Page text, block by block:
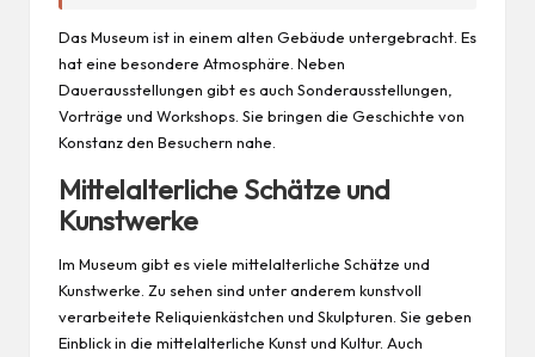
Das Museum ist in einem alten Gebäude untergebracht. Es
hat eine besondere Atmosphäre. Neben
Dauerausstellungen gibt es auch Sonderausstellungen,
Vorträge und Workshops. Sie bringen die Geschichte von
Konstanz den Besuchern nahe.
Mittelalterliche Schätze und
Kunstwerke
Im Museum gibt es viele mittelalterliche Schätze und
Kunstwerke. Zu sehen sind unter anderem kunstvoll
verarbeitete Reliquienkästchen und Skulpturen. Sie geben
Einblick in die mittelalterliche Kunst und Kultur. Auch